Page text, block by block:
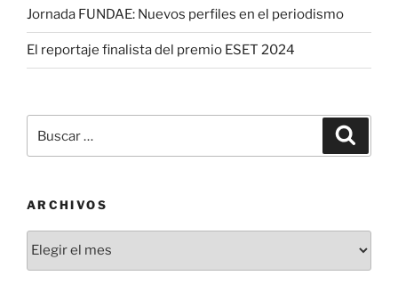
Jornada FUNDAE: Nuevos perfiles en el periodismo
El reportaje finalista del premio ESET 2024
por:
ARCHIVOS